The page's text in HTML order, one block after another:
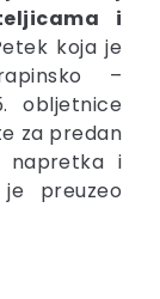
i
koja je
–
obljetnice
za predan
napretka i
preuzeo